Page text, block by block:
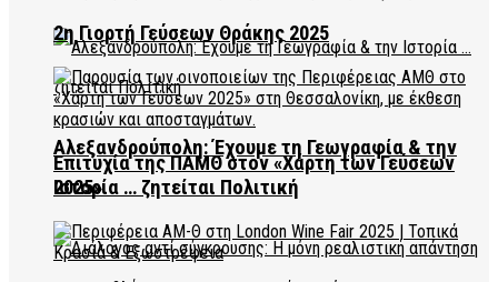
Αλεξανδρούπολη: Έχουμε τη Γεωγραφία & την
Ιστορία … ζητείται Πολιτική
2η Γιορτή Γεύσεων Θράκης 2025
Επιτυχία της ΠΑΜΘ στον «Χάρτη των Γεύσεων
2025»